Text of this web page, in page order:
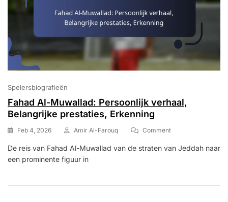
Spelersbiografieën
Fahad Al-Muwallad: Persoonlijk verhaal,
Belangrijke prestaties, Erkenning
Feb 4, 2026 Amir Al-Farouq CommentOn
Al-
Belangrijke
De reis van Fahad Al-Muwallad van de straten van Jeddah naar
een prominente figuur in